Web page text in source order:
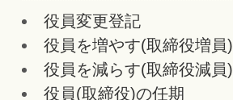
役員変更登記
役員を増やす(取締役増員)
役員を減らす(取締役減員)
役員(取締役)の任期